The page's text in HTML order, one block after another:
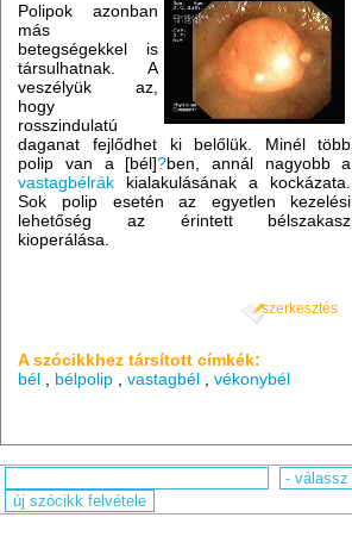
Polipok azonban
más
betegségekkel is
társulhatnak. A
veszélyük az,
hogy
rosszindulatú
daganat fejlődhet ki belőlük. Minél több
polip van a [bél]?ben, annál nagyobb a
vastagbélrák kialakulásának a kockázata.
Sok polip esetén az egyetlen kezelési
lehetőség az érintett bélszakasz
kioperálása.
szerkesztés
A szócikkhez társított címkék:
bél
bélpolip ,vastagbél ,vékonybél